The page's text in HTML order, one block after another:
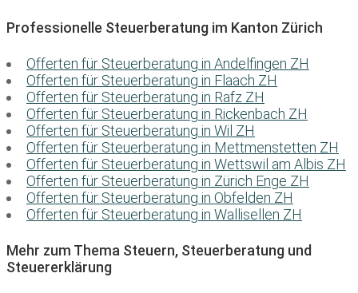
Professionelle Steuerberatung im Kanton Zürich
Offerten für Steuerberatung in Andelfingen ZH
Offerten für Steuerberatung in Flaach ZH
Offerten für Steuerberatung in Rafz ZH
Offerten für Steuerberatung in Rickenbach ZH
Offerten für Steuerberatung in Wil ZH
Offerten für Steuerberatung in Mettmenstetten ZH
Offerten für Steuerberatung in Wettswil am Albis ZH
Offerten für Steuerberatung in Zürich Enge ZH
Offerten für Steuerberatung in Obfelden ZH
Offerten für Steuerberatung in Wallisellen ZH
Mehr zum Thema Steuern, Steuerberatung und
Steuererklärung